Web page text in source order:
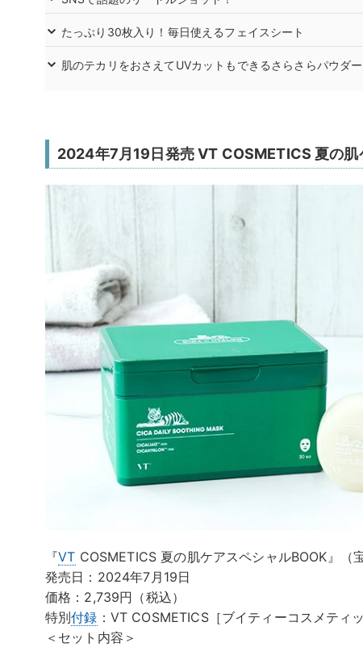
たっぷり30枚入り！毎日使えるフェイスシート
肌のテカリをおさえてUVカットもできるさらさらパウダー
2024年7月19日発売 VT COSMETICS 夏の肌
『VT COSMETICS 夏の肌ケアスペシャルBOOK』（宝
発売日：2024年7月19日
価格：2,739円（税込）
特別付録 ：VT COSMETICS［ブイティーコスメティ
＜セット内容＞